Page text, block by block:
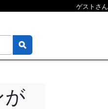
ゲストさん
が